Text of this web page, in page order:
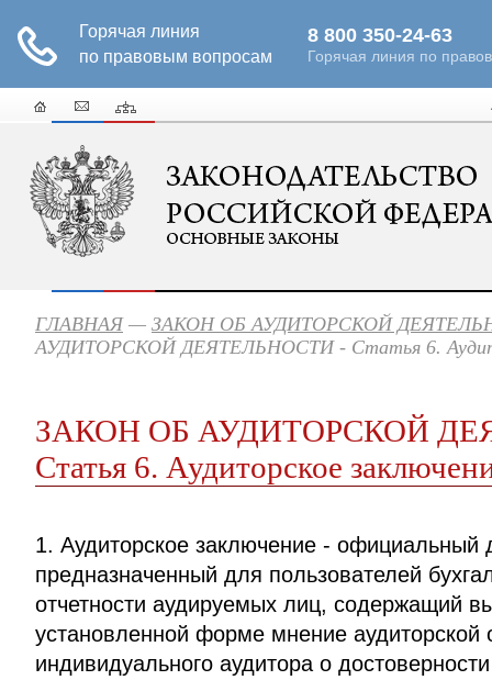
ГЛАВНАЯ— ЗАКОН ОБ АУДИТОРСКОЙ
АУДИТОРСКОЙ ДЕЯТЕЛЬНОСТИ - Статья 6.
ЗАКОН ОБ АУДИТОРСКОЙ
Статья 6. Аудиторское
1. Аудиторское заключение - официальный
предназначенный для пользователей
отчетности аудируемых лиц, содержащий
установленной форме мнение аудиторской
индивидуального аудитора о